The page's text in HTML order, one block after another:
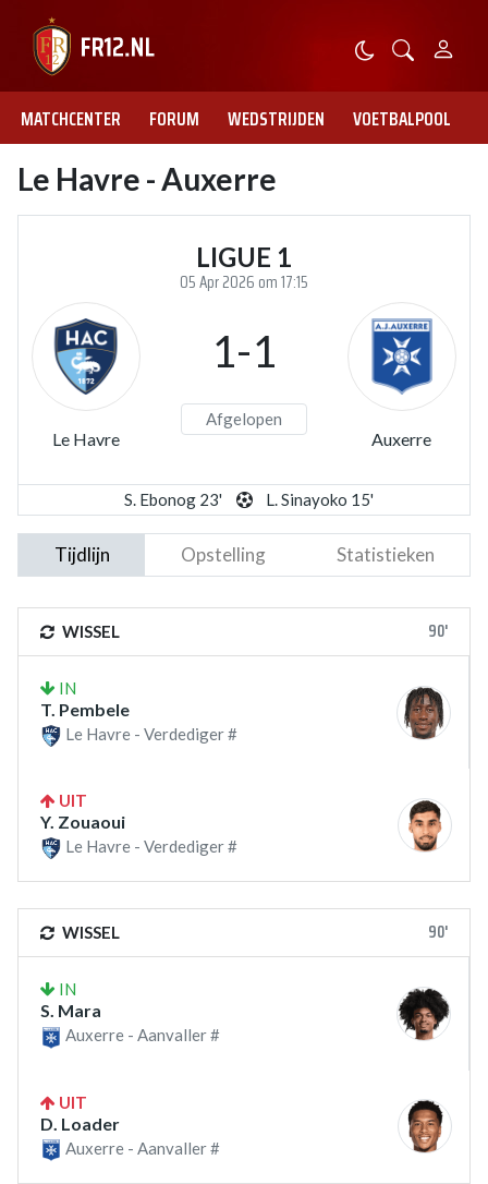
MATCHCENTER FORUM WEDSTRIJDEN VOETBALPOOL
Le Havre - Auxerre
LIGUE 1
05 Apr 2026 om 17:15
Le Havre
1-1
Afgelopen
Auxerre
S. Ebonog 23' L. Sinayoko 15'
Tijdlijn Opstelling Statistieken
WISSEL 90'
IN
T. Pembele
Le Havre - Verdediger #
UIT
Y. Zouaoui
Le Havre - Verdediger #
WISSEL 90'
IN
S. Mara
Auxerre - Aanvaller #
UIT
D. Loader
Auxerre - Aanvaller #